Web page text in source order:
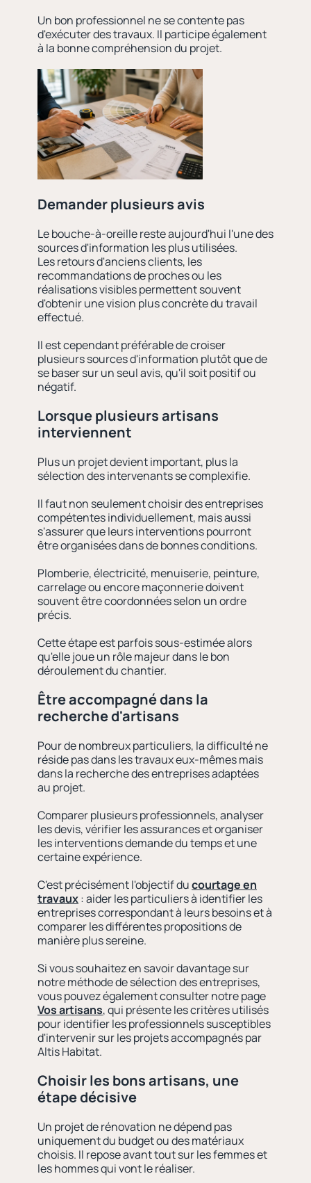
Un bon professionnel ne se contente pas
d'exécuter des travaux. Il participe également
à la bonne compréhension du projet.
Demander plusieurs avis
Le bouche-à-oreille reste aujourd'hui l'une des
sources d'information les plus utilisées.
Les retours d'anciens clients, les
recommandations de proches ou les
réalisations visibles permettent souvent
d'obtenir une vision plus concrète du travail
effectué.
Il est cependant préférable de croiser
plusieurs sources d'information plutôt que de
se baser sur un seul avis, qu'il soit positif ou
négatif.
Lorsque plusieurs artisans
interviennent
Plus un projet devient important, plus la
sélection des intervenants se complexifie.
Il faut non seulement choisir des entreprises
compétentes individuellement, mais aussi
s'assurer que leurs interventions pourront
être organisées dans de bonnes conditions.
Plomberie, électricité, menuiserie, peinture,
carrelage ou encore maçonnerie doivent
souvent être coordonnées selon un ordre
précis.
Cette étape est parfois sous-estimée alors
qu'elle joue un rôle majeur dans le bon
déroulement du chantier.
Être accompagné dans la
recherche d'artisans
Pour de nombreux particuliers, la difficulté ne
réside pas dans les travaux eux-mêmes mais
dans la recherche des entreprises adaptées
au projet.
Comparer plusieurs professionnels, analyser
les devis, vérifier les assurances et organiser
les interventions demande du temps et une
certaine expérience.
C'est précisément l'objectif ducourtage en
travaux: aider les particuliers à identifier les
entreprises correspondant à leurs besoins et à
comparer les différentes propositions de
manière plus sereine.
Si vous souhaitez en savoir davantage sur
notre méthode de sélection des entreprises,
vous pouvez également consulter notre page
Vos artisans, qui présente les critères utilisés
pour identifier les professionnels susceptibles
d'intervenir sur les projets accompagnés par
Altis Habitat.
Choisir les bons artisans, une
étape décisive
Un projet de rénovation ne dépend pas
uniquement du budget ou des matériaux
choisis. Il repose avant tout sur les femmes et
les hommes qui vont le réaliser.